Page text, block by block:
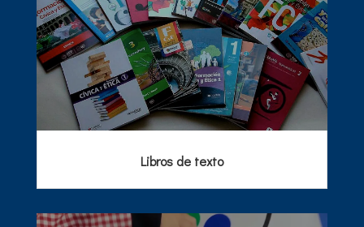
Libros de texto